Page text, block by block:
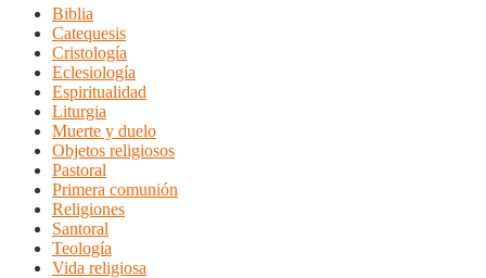
Biblia
Catequesis
Cristología
Eclesiología
Espiritualidad
Liturgia
Muerte y duelo
Objetos religiosos
Pastoral
Primera comunión
Religiones
Santoral
Teología
Vida religiosa